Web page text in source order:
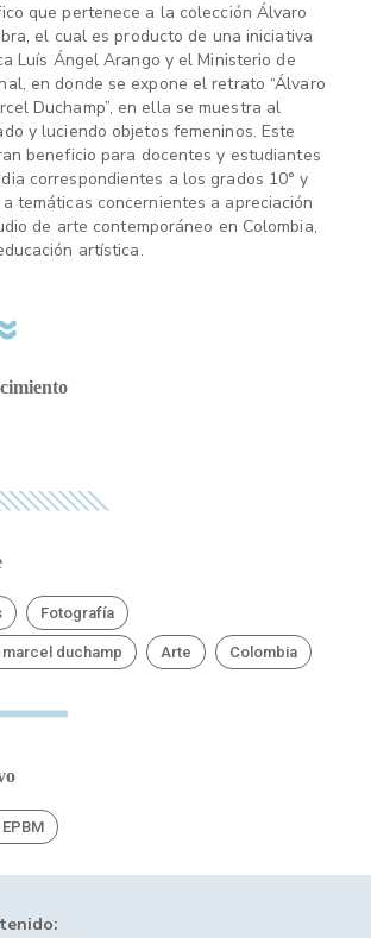
que pertenece a la colección Álvaro
el cual es producto de una iniciativa
Luís Ángel Arango y el Ministerio de
en donde se expone el retrato “Álvaro
Duchamp”, en ella se muestra al
y luciendo objetos femeninos. Este
beneficio para docentes y estudiantes
correspondientes a los grados 10° y
a temáticas concernientes a apreciación
de arte contemporáneo en Colombia,
artística.
Fotografía
duchamp Arte Colombia